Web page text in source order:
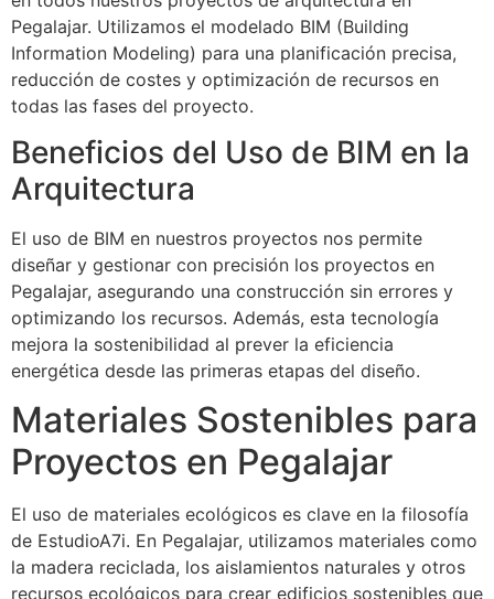
Pegalajar. Utilizamos el modelado BIM (Building
Information Modeling) para una planificación precisa,
reducción de costes y optimización de recursos en
todas las fases del proyecto.
Beneficios del Uso de BIM en la
Arquitectura
El uso de BIM en nuestros proyectos nos permite
diseñar y gestionar con precisión los proyectos en
Pegalajar, asegurando una construcción sin errores y
optimizando los recursos. Además, esta tecnología
mejora la sostenibilidad al prever la eficiencia
energética desde las primeras etapas del diseño.
Materiales Sostenibles para
Proyectos en Pegalajar
El uso de materiales ecológicos es clave en la filosofía
de EstudioA7i. En Pegalajar, utilizamos materiales como
la madera reciclada, los aislamientos naturales y otros
recursos ecológicos para crear edificios sostenibles que